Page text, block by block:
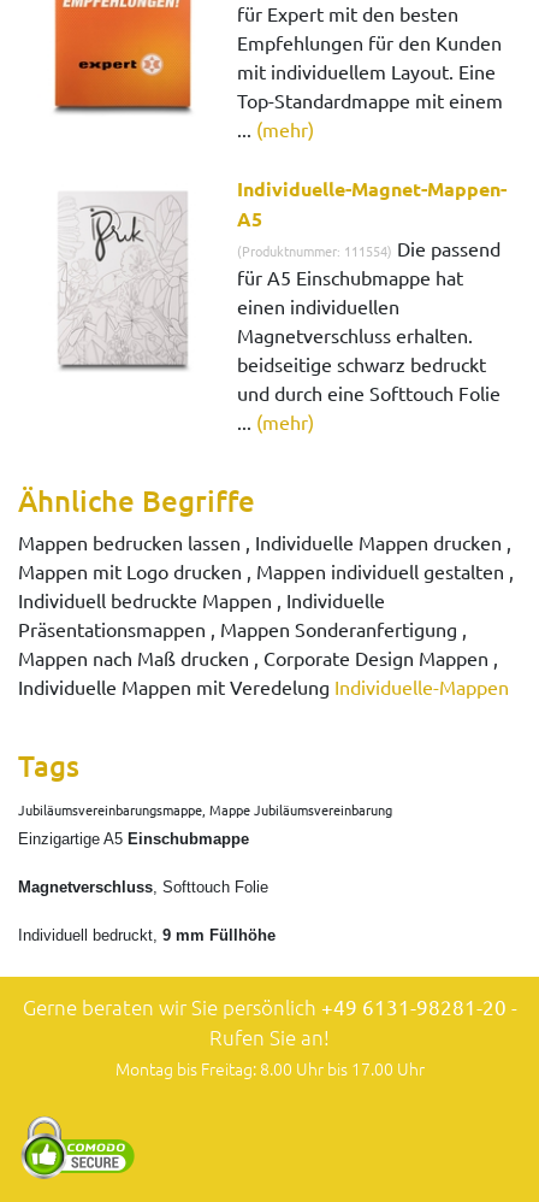
für Expert mit den besten
Empfehlungen für den Kunden
mit individuellem Layout. Eine
Top-Standardmappe mit einem
... (mehr)
Individuelle-Magnet-Mappen-
A5
(Produktnummer: 111554) Die passend
für A5 Einschubmappe hat
einen individuellen
Magnetverschluss erhalten.
beidseitige schwarz bedruckt
und durch eine Softtouch Folie
... (mehr)
Ähnliche Begriffe
Mappen bedrucken lassen , Individuelle Mappen drucken ,
Mappen mit Logo drucken , Mappen individuell gestalten ,
Individuell bedruckte Mappen , Individuelle
Präsentationsmappen , Mappen Sonderanfertigung ,
Mappen nach Maß drucken , Corporate Design Mappen ,
Individuelle Mappen mit Veredelung Individuelle-Mappen
Tags
Jubiläumsvereinbarungsmappe, Mappe Jubiläumsvereinbarung
Einzigartige A5 Einschubmappe
Magnetverschluss, Softtouch Folie
Individuell bedruckt, 9 mm Füllhöhe
Gerne beraten wir Sie persönlich +49 6131-98281-20 -
Rufen Sie an!
Montag bis Freitag: 8.00 Uhr bis 17.00 Uhr